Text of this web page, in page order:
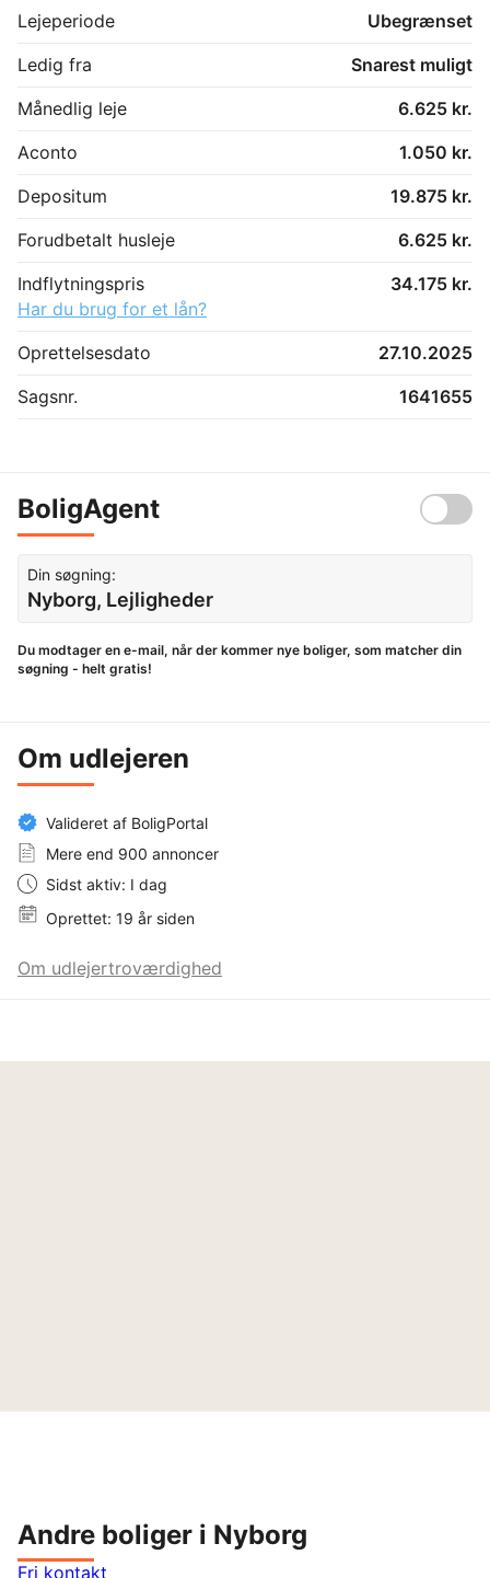
Lejeperiode
Ubegrænset
Ledig fra
Snarest muligt
Månedlig leje
6.625 kr.
Aconto
1.050 kr.
Depositum
19.875 kr.
Forudbetalt husleje
6.625 kr.
Indflytningspris
34.175 kr.
Har du brug for et lån?
Oprettelsesdato
27.10.2025
Sagsnr.
1641655
BoligAgent
Din søgning:
Nyborg, Lejligheder
Du modtager en e-mail, når der kommer nye boliger, som matcher din
søgning - helt gratis!
Om udlejeren
Valideret af BoligPortal
Mere end 900 annoncer
Sidst aktiv: I dag
Oprettet: 19 år siden
Om udlejertroværdighed
Andre boliger i Nyborg
Fri kontakt